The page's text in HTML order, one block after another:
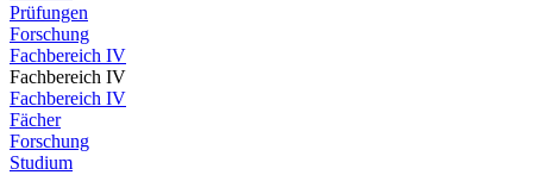
Prüfungen
Forschung
Fachbereich IV
Fachbereich IV
Fachbereich IV
Fächer
Forschung
Studium